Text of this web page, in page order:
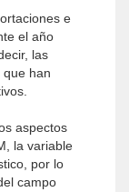
e
el año
las
han
aspectos
la variable
por lo
campo